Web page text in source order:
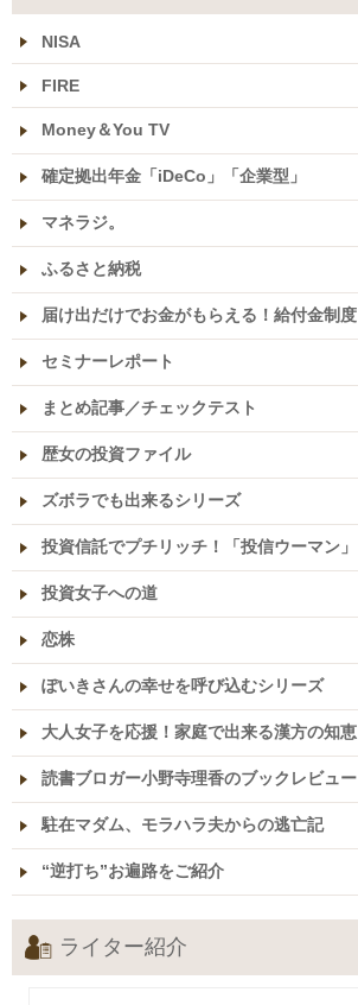
NISA
FIRE
Money＆You TV
確定拠出年金「iDeCo」「企業型」
マネラジ。
ふるさと納税
届け出だけでお金がもらえる！給付金制度
セミナーレポート
まとめ記事／チェックテスト
歴女の投資ファイル
ズボラでも出来るシリーズ
投資信託でプチリッチ！「投信ウーマン」
投資女子への道
恋株
ぽいきさんの幸せを呼び込むシリーズ
大人女子を応援！家庭で出来る漢方の知恵
読書ブロガー小野寺理香のブックレビュー
駐在マダム、モラハラ夫からの逃亡記
“逆打ち”お遍路をご紹介
ライター紹介